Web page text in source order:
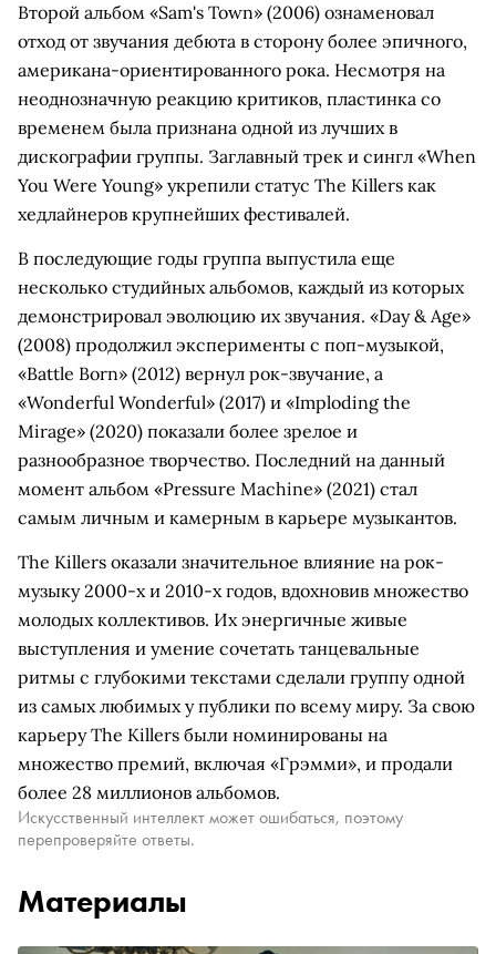
Второй альбом «Sam's Town» (2006) ознаменовал
отход от звучания дебюта в сторону более эпичного,
американа-ориентированного рока. Несмотря на
неоднозначную реакцию критиков, пластинка со
временем была признана одной из лучших в
дискографии группы. Заглавный трек и сингл «When
You Were Young» укрепили статус The Killers как
хедлайнеров крупнейших фестивалей.
В последующие годы группа выпустила еще
несколько студийных альбомов, каждый из которых
демонстрировал эволюцию их звучания. «Day & Age»
(2008) продолжил эксперименты с поп-музыкой,
«Battle Born» (2012) вернул рок-звучание, а
«Wonderful Wonderful» (2017) и «Imploding the
Mirage» (2020) показали более зрелое и
разнообразное творчество. Последний на данный
момент альбом «Pressure Machine» (2021) стал
самым личным и камерным в карьере музыкантов.
The Killers оказали значительное влияние на рок-
музыку 2000-х и 2010-х годов, вдохновив множество
молодых коллективов. Их энергичные живые
выступления и умение сочетать танцевальные
ритмы с глубокими текстами сделали группу одной
из самых любимых у публики по всему миру. За свою
карьеру The Killers были номинированы на
множество премий, включая «Грэмми», и продали
более 28 миллионов альбомов.
Искусственный интеллект может ошибаться, поэтому
перепроверяйте ответы.
Материалы